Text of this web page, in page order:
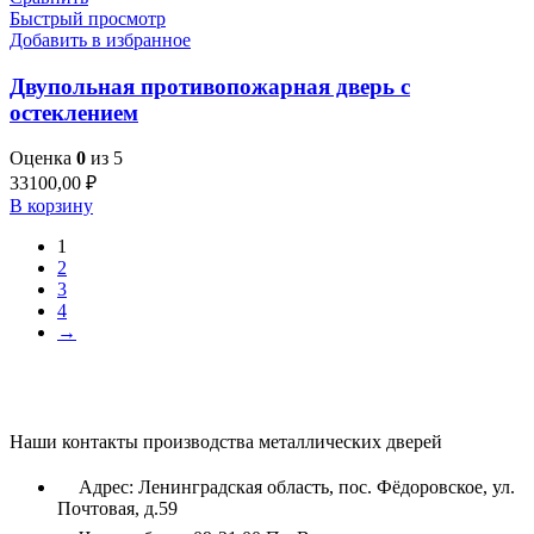
Быстрый просмотр
Добавить в избранное
Двупольная противопожарная дверь с
остеклением
Оценка 0 из 5
33100,00 ₽
В корзину
1
2
3
4
→
Наши контакты производства металлических дверей
Адрес: Ленинградская область, пос. Фёдоровское, ул.
Почтовая, д.59